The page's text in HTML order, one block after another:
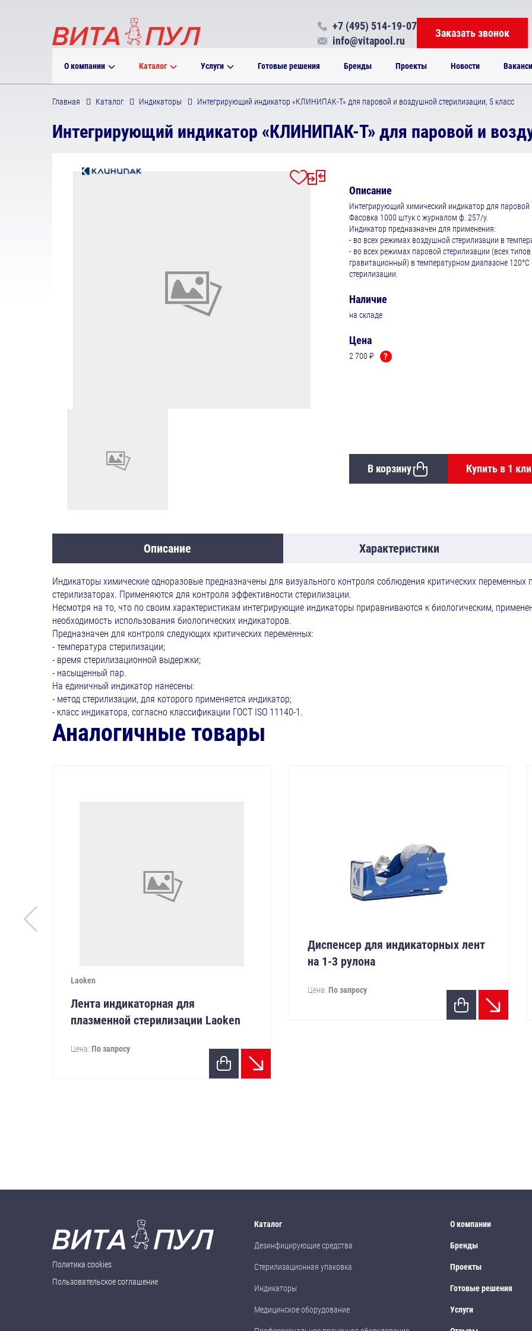
О компании Каталог Услуги Готовые решения Бренды Проекты Новости
+7 (495) 514-19-07
info@vitapool.ru
Заказать звонок
Главная Каталог Индикаторы Интегрирующий индикатор «КЛИНИПАК-Т» для паровой и воздушной стерилизации, 5 класс
Интегрирующий индикатор «КЛИНИПАК-Т» для паровой и
Описание
Интегрирующий химический индикатор для паровой
Фасовка 1000 штук с журналом ф. 257/у.
Индикатор предназначен для применения:
- во всех режимах воздушной стерилизации в
- во всех режимах паровой стерилизации (всех
гравитационный) в температурном диапазоне
стерилизации.
Наличие
на складе
Цена
2 700 ₽ ?
В корзину Купить в 1
Описание Характеристики
Индикаторы химические одноразовые предназначены для визуального контроля соблюдения критических
стерилизаторах. Применяются для контроля эффективности стерилизации.
Несмотря на то, что по своим характеристикам интегрирующие индикаторы приравниваются к биологическим,
необходимость использования биологических индикаторов.
Предназначен для контроля следующих критических переменных:
- температура стерилизации;
- время стерилизационной выдержки;
- насыщенный пар.
На единичный индикатор нанесены:
- метод стерилизации, для которого применяется индикатор;
- класс индикатора, согласно классификации ГОСТ ISO 11140-1.
Аналогичные товары
Laoken
Лента индикаторная для
плазменной стерилизации Laoken
Цена: По запросу
Диспенсер для индикаторных лент
на 1-3 рулона
Цена:По запросу
Политика cookies
Пользовательское соглашение
Каталог
Дезинфицирующие средства
Стерилизационная упаковка
Индикаторы
Медицинское оборудование
О компании
Бренды
Проекты
Готовые решения
Услуги